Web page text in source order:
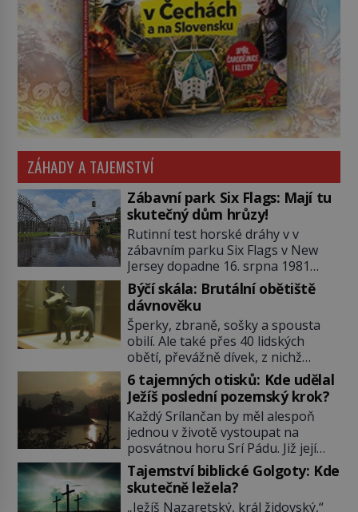
ZÁHADY A TAJEMSTVÍ
Zábavní park Six Flags: Mají tu
skutečný dům hrůzy!
Rutinní test horské dráhy v v
zábavním parku Six Flags v New
Jersey dopadne 16. srpna 1981
katastrofou. 20letý technik Scott
Tyler se zřítí na zem! Zranění jsou
neslučitelná se životem. „Nepoužil
bezpečnostní zábranu,“ osvětlí
smrtelnou nehodu tiskový mluvčí
parku a vyšetřovatelé mu dávají za
pravdu: „Atrakce je v pořádku.“ A
pak přijde srpen roku […]
Býčí skála: Brutální obětiště
dávnověku
Šperky, zbraně, sošky a spousta
obilí. Ale také přes 40 lidských
obětí, převážně dívek, z nichž
některým rozetnou hlavu a
useknou končetiny. To je slavný
halštatský pohřeb. V Evropě
nevídaný objev, který dodnes
neumíme vysvětlit… Jeho koníčkem
je „slepá jeskynní zvířena“, a díky
tomu, přestože je hlavně lékař,
objeví řadu nových organismů.
Jindřich Wankel (1821–1897) […]
6 tajemných otisků: Kde udělal
Ježíš poslední pozemský krok?
Každý Srílančan by měl alespoň
jednou v životě vystoupat na
posvátnou horu Srí Pádu. Již její
název nám v překladu prozradí
tajemství: Znamená „Svatá stopa“.
Zbývá se jen pohádat, čí že ta
Tajemství biblické Golgoty: Kde
skutečně ležela?
„Ježíš Nazaretský, král židovský,“